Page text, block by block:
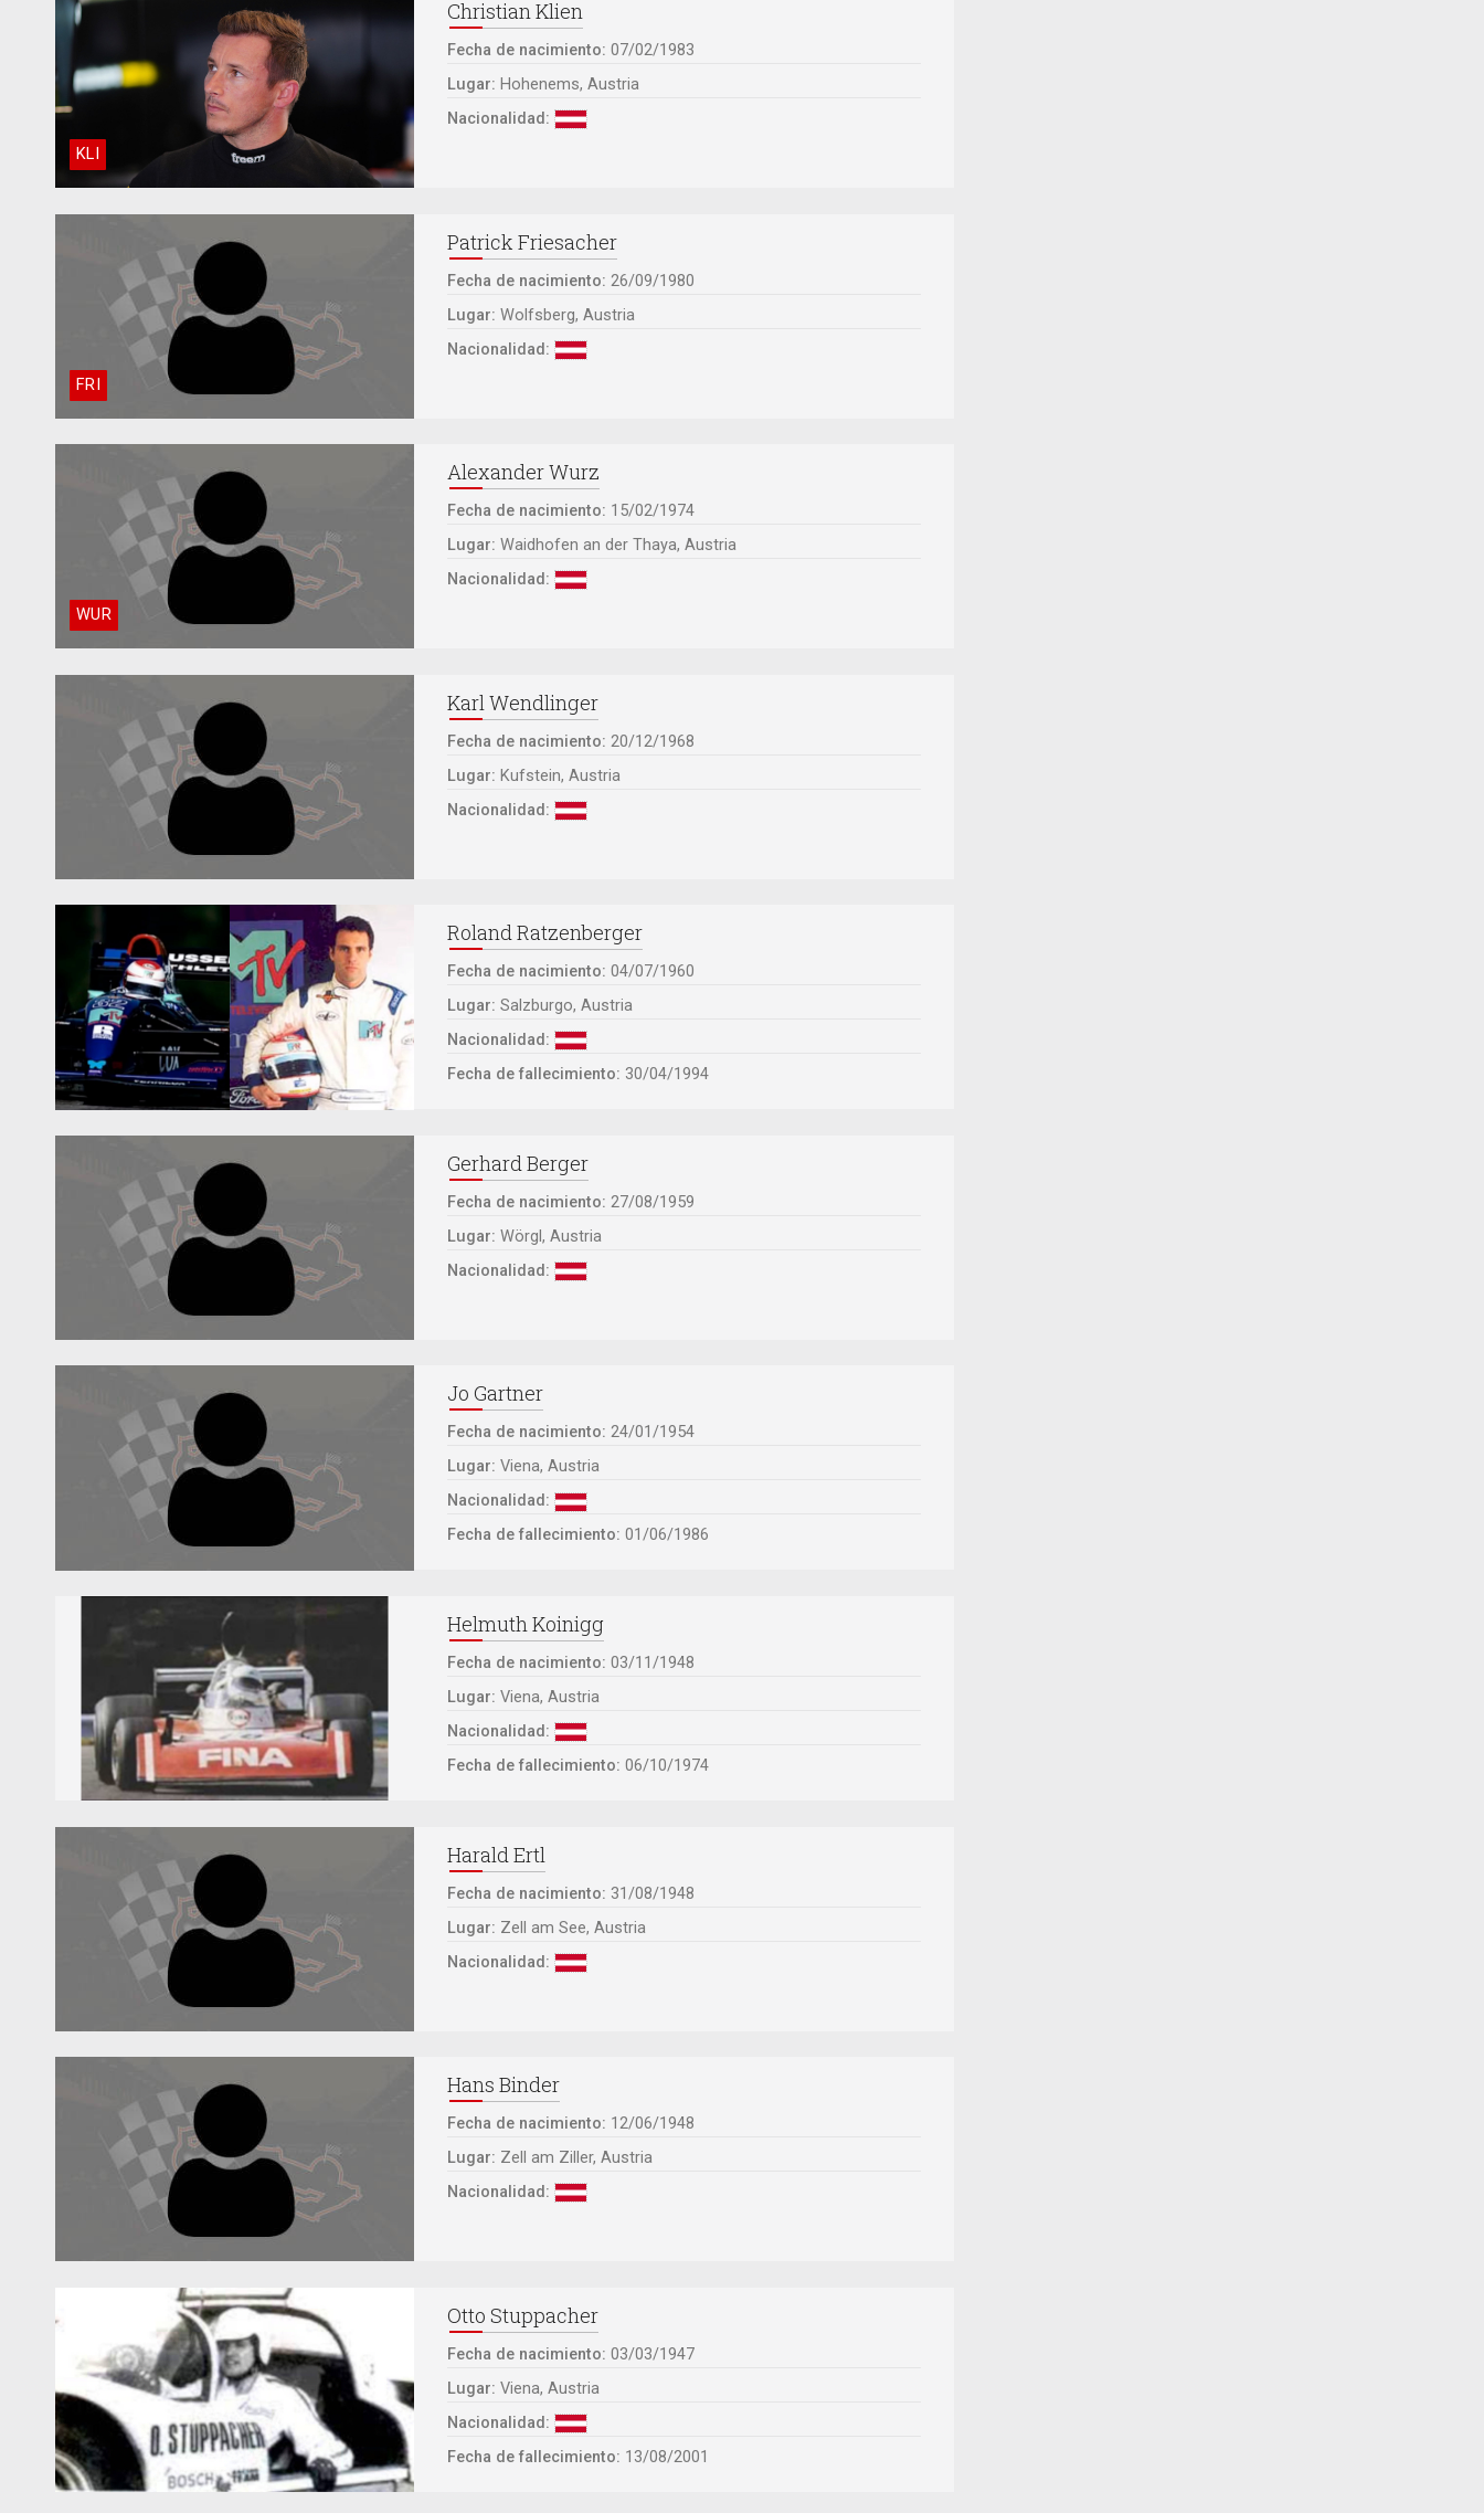
KLI
Christian Klien
Fecha de nacimiento: 07/02/1983
Lugar: Hohenems, Austria
Nacionalidad:
FRI
Patrick Friesacher
Fecha de nacimiento: 26/09/1980
Lugar: Wolfsberg, Austria
Nacionalidad:
WUR
Alexander Wurz
Fecha de nacimiento: 15/02/1974
Lugar: Waidhofen an der Thaya, Austria
Nacionalidad:
Karl Wendlinger
Fecha de nacimiento: 20/12/1968
Lugar: Kufstein, Austria
Nacionalidad:
Roland Ratzenberger
Fecha de nacimiento: 04/07/1960
Lugar: Salzburgo, Austria
Nacionalidad:
Fecha de fallecimiento: 30/04/1994
Gerhard Berger
Fecha de nacimiento: 27/08/1959
Lugar: Wörgl, Austria
Nacionalidad:
Jo Gartner
Fecha de nacimiento: 24/01/1954
Lugar: Viena, Austria
Nacionalidad:
Fecha de fallecimiento: 01/06/1986
Helmuth Koinigg
Fecha de nacimiento: 03/11/1948
Lugar: Viena, Austria
Nacionalidad:
Fecha de fallecimiento: 06/10/1974
Harald Ertl
Fecha de nacimiento: 31/08/1948
Lugar: Zell am See, Austria
Nacionalidad:
Hans Binder
Fecha de nacimiento: 12/06/1948
Lugar: Zell am Ziller, Austria
Nacionalidad:
Otto Stuppacher
Fecha de nacimiento: 03/03/1947
Lugar: Viena, Austria
Nacionalidad:
Fecha de fallecimiento: 13/08/2001